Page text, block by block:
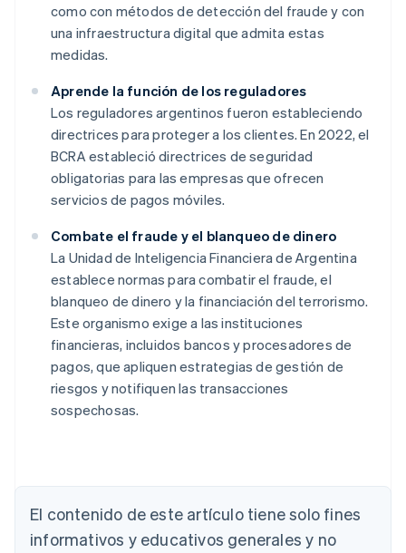
como con métodos de detección del fraude y con
una infraestructura digital que admita estas
medidas.
Aprende la función de los reguladores
Los reguladores argentinos fueron estableciendo
directrices para proteger a los clientes. En 2022, el
BCRA estableció directrices de seguridad
obligatorias para las empresas que ofrecen
servicios de pagos móviles.
Combate el fraude y el blanqueo de dinero
La Unidad de Inteligencia Financiera de Argentina
establece normas para combatir el fraude, el
blanqueo de dinero y la financiación del terrorismo.
Este organismo exige a las instituciones
financieras, incluidos bancos y procesadores de
pagos, que apliquen estrategias de gestión de
riesgos y notifiquen las transacciones
sospechosas.
El contenido de este artículo tiene solo fines
informativos y educativos generales y no
DeutschEnglish
Bélgica